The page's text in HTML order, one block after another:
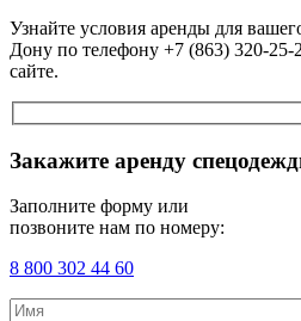
Узнайте условия аренды для
Дону по телефону +7 (863) 320-25-
сайте.
Закажите аренду
Заполните форму или
позвоните нам по номеру:
8 800 302 44 60